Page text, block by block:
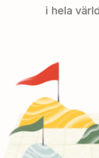
i hela världen